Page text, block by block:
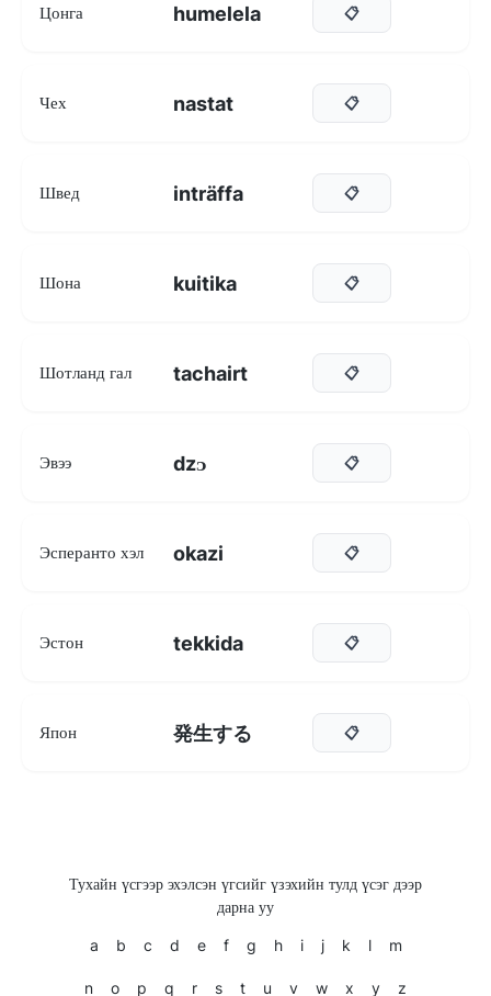
Цонга humelela 📋
Чех nastat 📋
Швед inträffa 📋
Шона kuitika 📋
Шотланд гал tachairt 📋
Эвээ dzᴐ 📋
Эсперанто хэл okazi 📋
Эстон tekkida 📋
Япон 発生する 📋
Тухайн үсгээр эхэлсэн үгсийг үзэхийн тулд үсэг дээр
дарна уу
a b c d e f g h i j k l m
n o p q r s t u v w x y z